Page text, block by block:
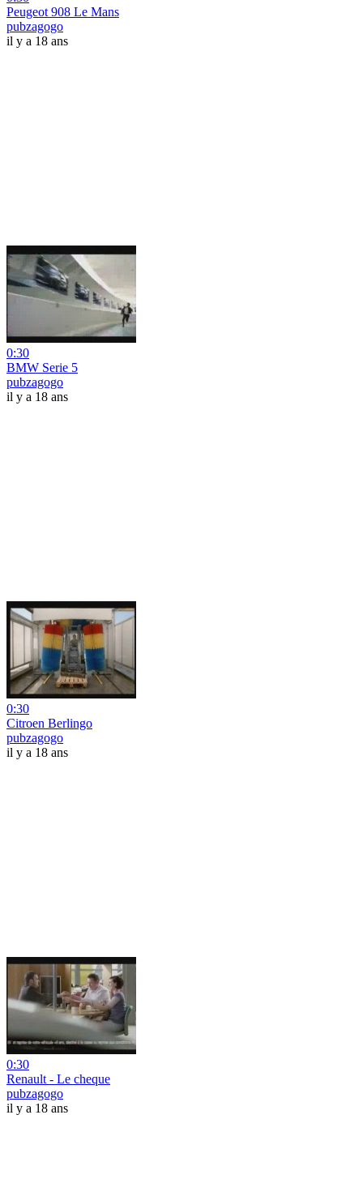
Peugeot 908 Le Mans
pubzagogo
il y a 18 ans
0:30
BMW Serie 5
pubzagogo
il y a 18 ans
0:30
Citroen Berlingo
pubzagogo
il y a 18 ans
0:30
Renault - Le cheque
pubzagogo
il y a 18 ans